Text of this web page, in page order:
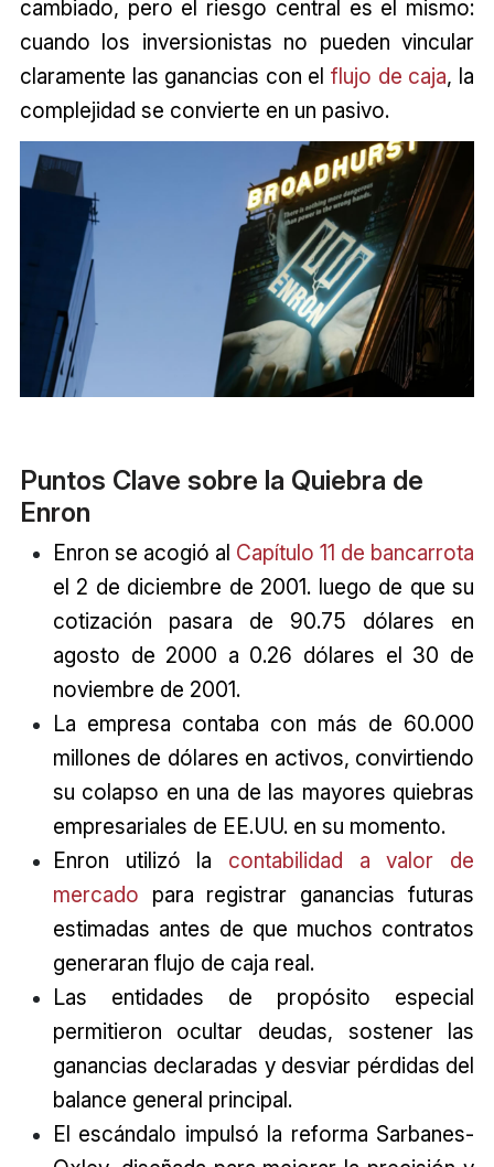
cambiado, pero el riesgo central es el mismo:
cuando los inversionistas no pueden vincular
claramente las ganancias con elflujo de caja, la
complejidad se convierte en un pasivo.
Puntos Clave sobre la Quiebra de
Enron
Enron se acogió al Capítulo 11 de bancarrota
el 2 de diciembre de 2001. luego de que su
cotización pasara de 90.75 dólares en
agosto de 2000 a 0.26 dólares el 30 de
noviembre de 2001.
La empresa contaba con más de 60.000
millones de dólares en activos, convirtiendo
su colapso en una de las mayores quiebras
empresariales de EE.UU. en su momento.
Enron utilizó la contabilidad a valor de
mercado para registrar ganancias futuras
estimadas antes de que muchos contratos
generaran flujo de caja real.
Las entidades de propósito especial
permitieron ocultar deudas, sostener las
ganancias declaradas y desviar pérdidas del
balance general principal.
El escándalo impulsó la reforma Sarbanes-